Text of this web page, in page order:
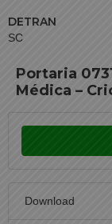
DETRAN
SC
Portaria
Médica –
Download